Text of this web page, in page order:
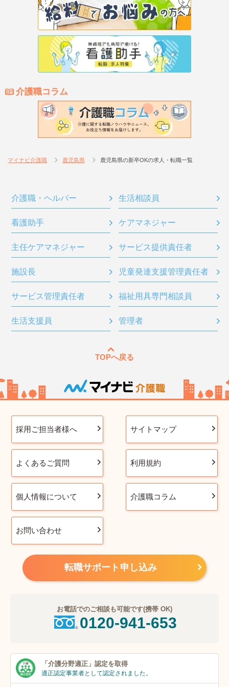
介護職コラム
マイナビ介護職 鹿児島県 鹿児島県の新卒OKの求人・転職一覧
介護職・ヘルパー 生活相談員
看護助手 ケアマネジャー
主任ケアマネジャー サービス提供責任者
施設長 児童発達支援管理責任者
サービス管理責任者 福祉用具専門相談員
生活支援員 管理者
TOPへ戻る
採用ご担当者様へ サイトマップ
よくあるご質問 利用規約
個人情報について 介護職コラム
お問い合わせ
転職サポート申し込み
お電話でのご相談も可能です(携帯 OK)
0120-941-653
「介護分野適正」 認定を取得
適正認定事業者として認定されました。